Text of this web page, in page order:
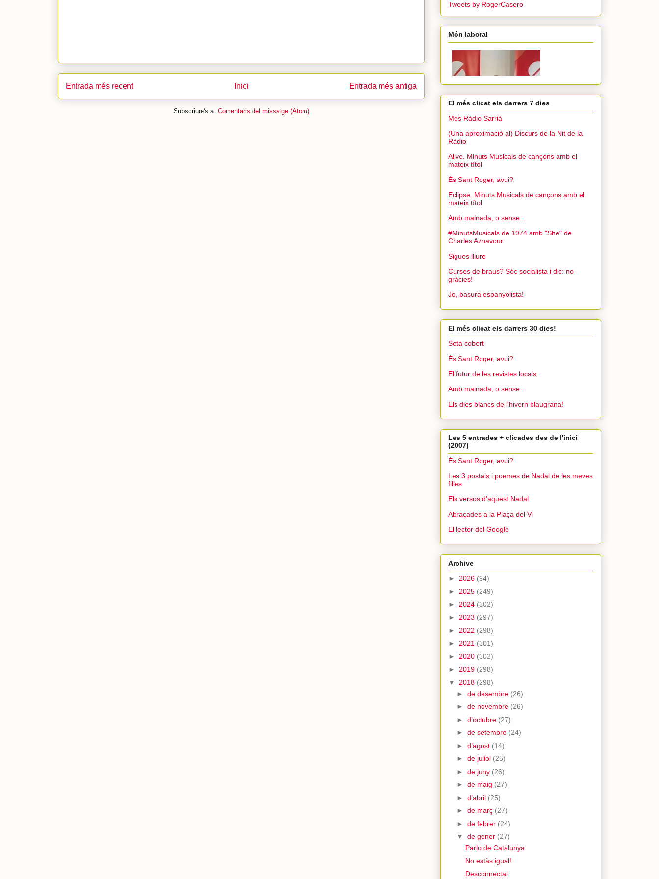
Entrada més recent Entrada més antiga
Inici
Subscriure's a: Comentaris del missatge (Atom)
Tweets by RogerCasero
Món laboral
El més clicat els darrers 7 dies
Més Ràdio Sarrià
(Una aproximació al) Discurs de la Nit de la
Ràdio
Alive. Minuts Musicals de cançons amb el
mateix títol
És Sant Roger, avui?
Eclipse. Minuts Musicals de cançons amb el
mateix títol
Amb mainada, o sense...
#MinutsMusicals de 1974 amb "She" de
Charles Aznavour
Sigues lliure
Curses de braus? Sóc socialista i dic: no
gràcies!
Jo, basura espanyolista!
El més clicat els darrers 30 dies!
Sota cobert
És Sant Roger, avui?
El futur de les revistes locals
Amb mainada, o sense...
Els dies blancs de l'hivern blaugrana!
Les 5 entrades + clicades des de l'inici
(2007)
És Sant Roger, avui?
Les 3 postals i poemes de Nadal de les meves
filles
Els versos d'aquest Nadal
Abraçades a la Plaça del Vi
El lector del Google
Archive
► 2026 (94)
► 2025 (249)
► 2024 (302)
► 2023 (297)
► 2022 (298)
► 2021 (301)
► 2020 (302)
► 2019 (298)
▼ 2018 (298)
► de desembre (26)
► de novembre (26)
► d’octubre (27)
► de setembre (24)
► d’agost (14)
► de juliol (25)
► de juny (26)
► de maig (27)
► d’abril (25)
► de març (27)
► de febrer (24)
▼ de gener (27)
Parlo de Catalunya
No estàs igual!
Desconnectat